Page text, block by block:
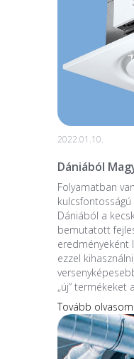
2022.01.10.
Dániából
Folyamatban
Dániából a
bemutatott
eredményeként
ezzel
„új” termékeket
Tovább